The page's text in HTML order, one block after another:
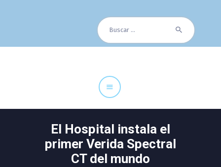
Buscar:
El Hospital instala el
primer Verida Spectral
CT del mundo
Cuadro Médico
Especialidades